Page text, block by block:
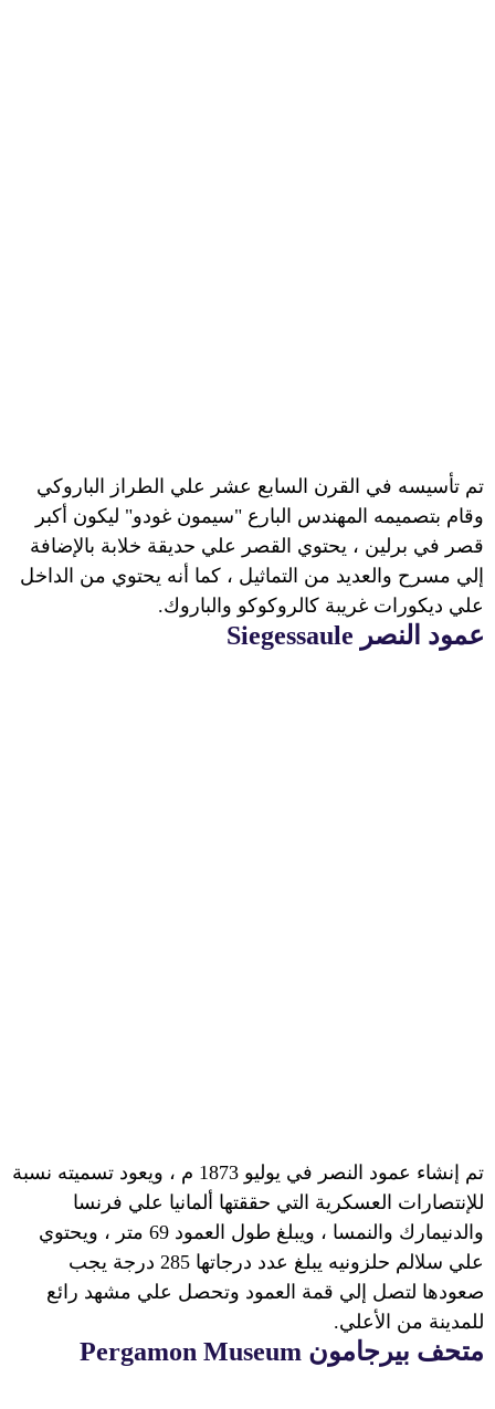
تم تأسيسه في القرن السابع عشر علي الطراز الباروكي
وقام بتصميمه المهندس البارع "سيمون غودو" ليكون أكبر
قصر في برلين ، يحتوي القصر علي حديقة خلابة بالإضافة
إلي مسرح والعديد من التماثيل ، كما أنه يحتوي من الداخل
علي ديكورات غريبة كالروكوكو والباروك.
عمود النصر Siegessaule
تم إنشاء عمود النصر في يوليو 1873 م ، ويعود تسميته نسبة
للإنتصارات العسكرية التي حققتها ألمانيا علي فرنسا
والدنيمارك والنمسا ، ويبلغ طول العمود 69 متر ، ويحتوي
علي سلالم حلزونيه يبلغ عدد درجاتها 285 درجة يجب
صعودها لتصل إلي قمة العمود وتحصل علي مشهد رائع
للمدينة من الأعلي.
متحف بيرجامون Pergamon Museum